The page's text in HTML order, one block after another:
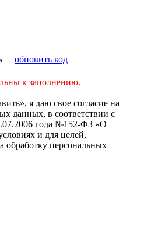
обновить код
к заполнению.
я даю свое согласие на
данных, в соответствии с
года №152-ФЗ «О
и для целей,
обработку персональных